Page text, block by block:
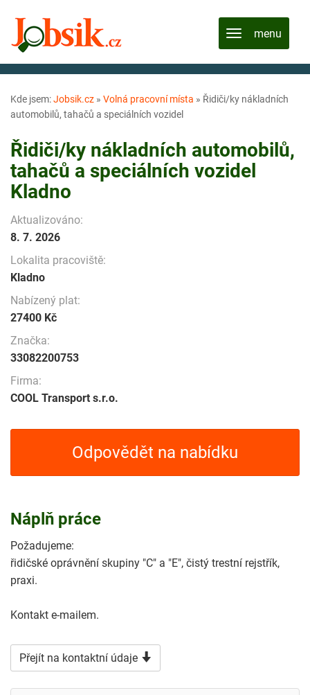
Kde jsem:Jobsik.cz » Volná pracovní místa » Řidiči/ky nákladních
automobilů, tahačů a speciálních vozidel
Řidiči/ky nákladních automobilů,
tahačů a speciálních vozidel
Kladno
Aktualizováno:
8. 7. 2026
Lokalita pracoviště:
Kladno
Nabízený plat:
27400 Kč
Značka:
33082200753
Firma:
COOL Transport s.r.o.
Odpovědět na nabídku
Náplň práce
Požadujeme:
řidičské oprávnění skupiny "C" a "E", čistý trestní rejstřík,
praxi.
Kontakt e-mailem.
Přejít na kontaktní údaje